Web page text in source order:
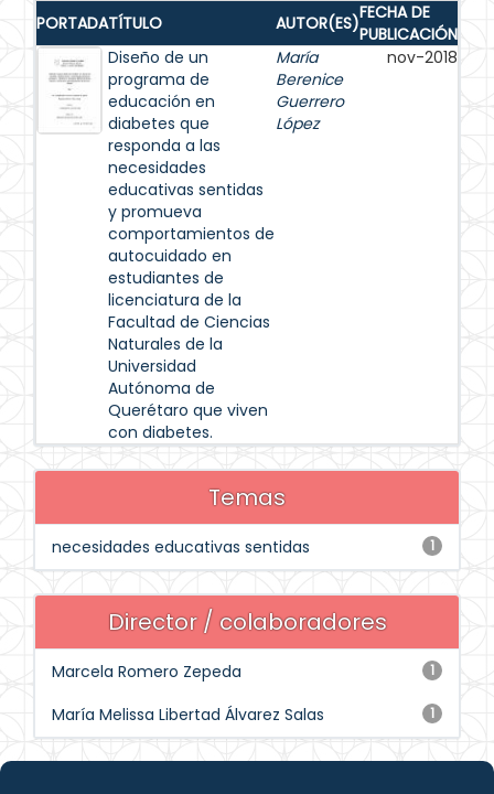
PORTADATÍTULO AUTOR(ES)FECHA DE
PUBLICACIÓN
Diseño de un
programa de
educación en
diabetes que
responda a las
necesidades
educativas sentidas
y promueva
comportamientos de
autocuidado en
estudiantes de
licenciatura de la
Facultad de Ciencias
Naturales de la
Universidad
Autónoma de
Querétaro que viven
con diabetes.
María
Berenice
Guerrero
López
nov-2018
Temas
1
necesidades educativas sentidas
Director / colaboradores
1
Marcela Romero Zepeda
1
María Melissa Libertad Álvarez Salas